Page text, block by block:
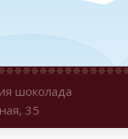
шоколада
35